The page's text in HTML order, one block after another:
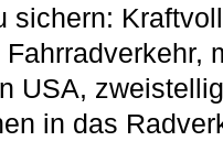
sichern:
USA,
in das